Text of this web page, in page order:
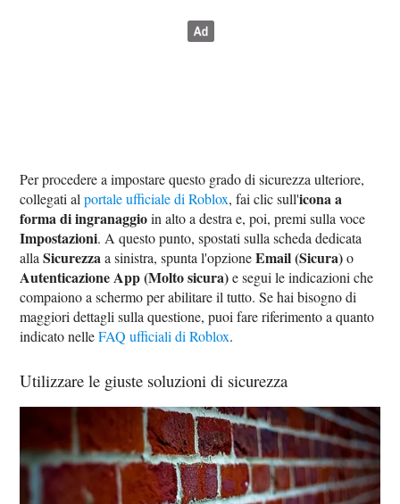
Per procedere a impostare questo grado di sicurezza ulteriore,
collegati alportale ufficiale di Roblox, fai clic sull'icona a
forma di ingranaggioin alto a destra e, poi, premi sulla voce
Impostazioni. A questo punto, spostati sulla scheda dedicata
allaSicurezzaa sinistra, spunta l'opzioneEmail (Sicura)o
Autenticazione App (Molto sicura)e segui le indicazioni che
compaiono a schermo per abilitare il tutto. Se hai bisogno di
maggiori dettagli sulla questione, puoi fare riferimento a quanto
indicato nelleFAQ ufficiali di Roblox.
Utilizzare le giuste soluzioni di sicurezza